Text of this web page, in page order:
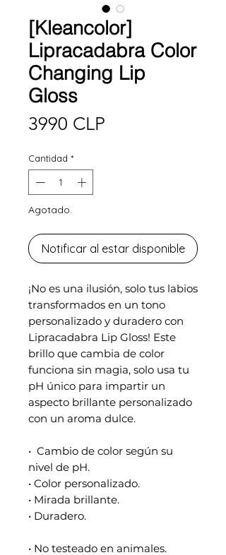
[Kleancolor]
Lipracadabra Color
Changing Lip
Gloss
3990 CLP
Cantidad *
Agotado.
Notificar al estar disponible
¡No es una ilusión, solo tus labios
transformados en un tono
personalizado y duradero con
Lipracadabra Lip Gloss! Este
brillo que cambia de color
funciona sin magia, solo usa tu
pH único para impartir un
aspecto brillante personalizado
con un aroma dulce.
• Cambio de color según su
nivel de pH.
• Color personalizado.
• Mirada brillante.
• Duradero.
• No testeado en animales.